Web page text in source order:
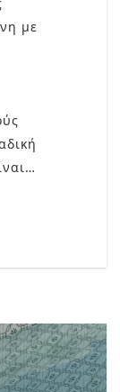
με